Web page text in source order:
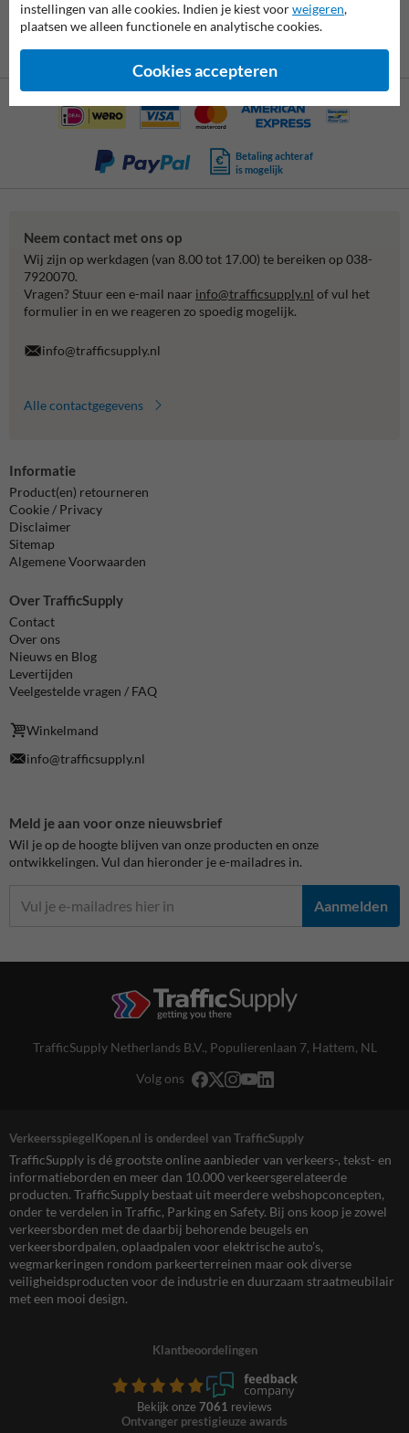
Betaling achteraf
is mogelijk
Neem contact met ons op
Wij zijn op werkdagen (van 8.00 tot 17.00) te bereiken op 038-
7920070.
Vragen? Stuur een e-mail naar info@trafficsupply.nl of vul het
formulier in en we reageren zo spoedig mogelijk.
info@trafficsupply.nl
Alle contactgegevens
Informatie
Product(en) retourneren
Cookie / Privacy
Disclaimer
Sitemap
Algemene Voorwaarden
Over TrafficSupply
Contact
Over ons
Nieuws en Blog
Levertijden
Veelgestelde vragen / FAQ
Winkelmand
info@trafficsupply.nl
Meld je aan voor onze nieuwsbrief
Wil je op de hoogte blijven van onze producten en onze
ontwikkelingen. Vul dan hieronder je e-mailadres in.
Aanmelden
TrafficSupply Netherlands B.V., Populierenlaan 7, Hattem, NL
Volg ons
VerkeersspiegelKopen.nl is onderdeel van TrafficSupply
TrafficSupply is dé grootste online aanbieder van verkeers-, tekst- en
informatieborden en meer dan 10.000 verkeersgerelateerde
producten. TrafficSupply bestaat uit meerdere webshopconcepten,
onder te verdelen in Traffic, Parking en Safety. Bij ons koop je zowel
verkeersborden met de daarbij behorende beugels en
verkeersbordpalen, oplaadpalen voor elektrische auto’s,
wegmarkeringen rondom parkeerterreinen maar ook diverse
veiligheidsproducten voor de industrie en duurzaam straatmeubilair
met een mooi design.
Klantbeoordelingen
Bekijk onze 7061 reviews
Ontvanger prestigieuze awards
instellingen van alle cookies. Indien je kiest voorweigeren,
plaatsen we alleen functionele en analytische cookies.
Cookies accepteren